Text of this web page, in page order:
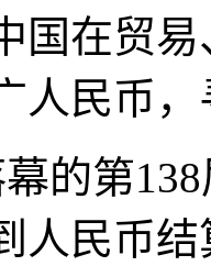
国在贸
人民币
的第
人民币